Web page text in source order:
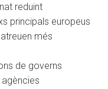
reduint
principals europeus
més
de governs